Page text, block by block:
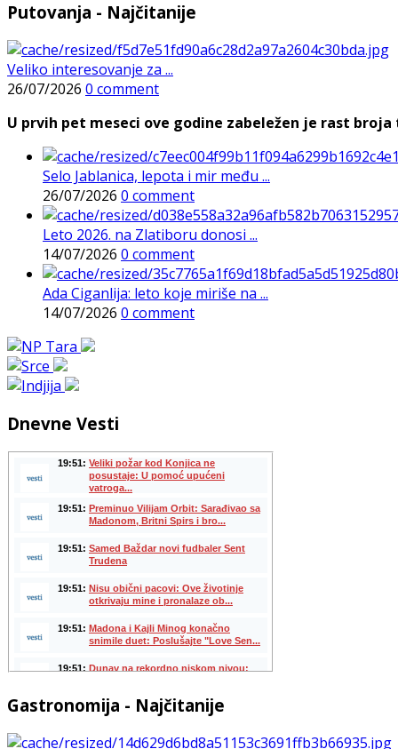
Putovanja - Najčitanije
Veliko interesovanje za ...
26/07/2026 0 comment
U prvih pet meseci ove godine zabeležen je rast
Selo Jablanica, lepota i mir među ...
26/07/2026 0 comment
Leto 2026. na Zlatiboru donosi ...
14/07/2026 0 comment
Ada Ciganlija: leto koje miriše na ...
14/07/2026 0 comment
Dnevne Vesti
Gastronomija - Najčitanije